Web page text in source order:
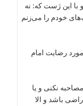
با این ژست كه: نه
خودم را می‌زنم
رضایت امام
نكنی و یا
باشد و الا